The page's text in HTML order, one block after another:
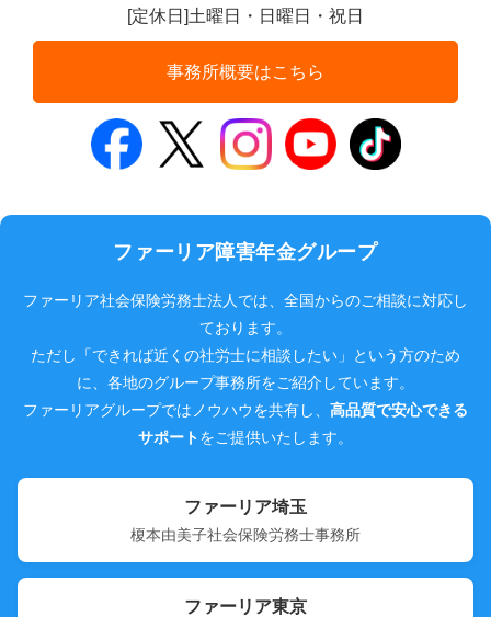
[定休日]土曜日・日曜日・祝日
事務所概要はこちら
ファーリア障害年金グループ
ファーリア社会保険労務士法人では、全国からのご相談に対応し
ております。
ただし「できれば近くの社労士に相談したい」という方のため
に、各地のグループ事務所をご紹介しています。
ファーリアグループではノウハウを共有し、 高品質で安心できる
サポートをご提供いたします。
ファーリア埼玉
榎本由美子社会保険労務士事務所
ファーリア東京